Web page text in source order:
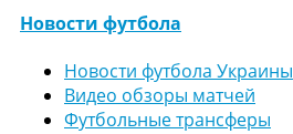
Новости футбола
Новости футбола Украины
Видео обзоры матчей
Футбольные трансферы